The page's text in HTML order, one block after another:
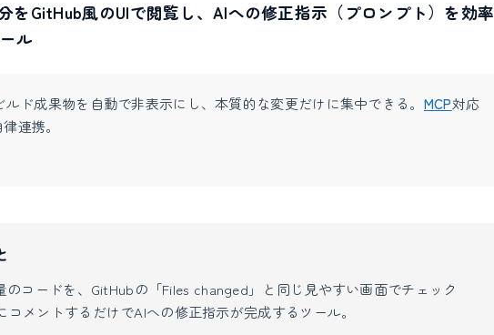
をGitHub風のUIで閲覧し、AIへの修正指示（プロンプト）を効率
ル
ルド成果物を自動で非表示にし、本質的な変更だけに集中できる。 MCP対応
連携。
のコードを、GitHubの「Files changed」と同じ見やすい画面でチェック
コメントするだけでAIへの修正指示が完成するツール。